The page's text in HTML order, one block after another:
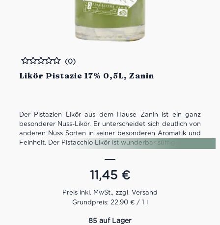
Likör Pistazie 17% 0,5L, Zanin
Bewertet
(0)
Der Pistazien Likör aus dem Hause Zanin ist ein ganz
besonderer Nuss-Likör. Er unterscheidet sich deutlich von
anderen Nuss Sorten in seiner besonderen Aromatik und
Feinheit. Der Pistacchio Likör ist wunderbar süffig und ein
toller Begleiter für besondere Anlässe. Mit ihm lassen sich
außerdem auch tolle Sommercocktails zaubern!
11,45 €
Grundpreis: 22,90 € / 1 l
85 auf Lager